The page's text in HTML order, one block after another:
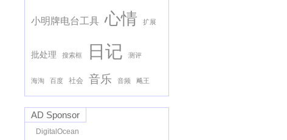
小明牌电台工具 心情 扩展
批处理 搜索框 日记 测评
海淘 百度 社会 音乐 音频 飚王
AD Sponsor
DigitalOcean